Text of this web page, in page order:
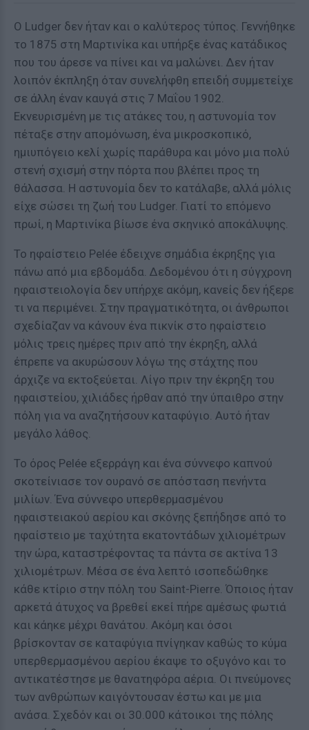
Ο Ludger δεν ήταν και ο καλύτερος τύπος. Γεννήθηκε
το 1875 στη Μαρτινίκα και υπήρξε ένας κατάδικος
που του άρεσε να πίνει και να μαλώνει. Δεν ήταν
λοιπόν έκπληξη όταν συνελήφθη επειδή συμμετείχε
σε άλλη έναν καυγά στις 7 Μαΐου 1902.
Εκνευρισμένη με τις ατάκες του, η αστυνομία τον
πέταξε στην απομόνωση, ένα μικροσκοπικό,
ημιυπόγειο κελί χωρίς παράθυρα και μόνο μια πολύ
στενή σχισμή στην πόρτα που βλέπει προς τη
θάλασσα. Η αστυνομία δεν το κατάλαβε, αλλά μόλις
είχε σώσει τη ζωή του Ludger. Γιατί το επόμενο
πρωί, η Μαρτινίκα βίωσε ένα σκηνικό αποκάλυψης.
Το ηφαίστειο Pelée έδειχνε σημάδια έκρηξης για
πάνω από μια εβδομάδα. Δεδομένου ότι η σύγχρονη
ηφαιστειολογία δεν υπήρχε ακόμη, κανείς δεν ήξερε
τι να περιμένει. Στην πραγματικότητα, οι άνθρωποι
σχεδίαζαν να κάνουν ένα πικνίκ στο ηφαίστειο
μόλις τρεις ημέρες πριν από την έκρηξη, αλλά
έπρεπε να ακυρώσουν λόγω της στάχτης που
άρχιζε να εκτοξεύεται. Λίγο πριν την έκρηξη του
ηφαιστείου, χιλιάδες ήρθαν από την ύπαιθρο στην
πόλη για να αναζητήσουν καταφύγιο. Αυτό ήταν
μεγάλο λάθος.
Το όρος Pelée εξερράγη και ένα σύννεφο καπνού
σκοτείνιασε τον ουρανό σε απόσταση πενήντα
μιλίων. Ένα σύννεφο υπερθερμασμένου
ηφαιστειακού αερίου και σκόνης ξεπήδησε από το
ηφαίστειο με ταχύτητα εκατοντάδων χιλιομέτρων
την ώρα, καταστρέφοντας τα πάντα σε ακτίνα 13
χιλιομέτρων. Μέσα σε ένα λεπτό ισοπεδώθηκε
κάθε κτίριο στην πόλη του Saint-Pierre. Όποιος ήταν
αρκετά άτυχος να βρεθεί εκεί πήρε αμέσως φωτιά
και κάηκε μέχρι θανάτου. Ακόμη και όσοι
βρίσκονταν σε καταφύγια πνίγηκαν καθώς το κύμα
υπερθερμασμένου αερίου έκαψε το οξυγόνο και το
αντικατέστησε με θανατηφόρα αέρια. Οι πνεύμονες
των ανθρώπων καιγόντουσαν έστω και με μια
ανάσα. Σχεδόν και οι 30.000 κάτοικοι της πόλης